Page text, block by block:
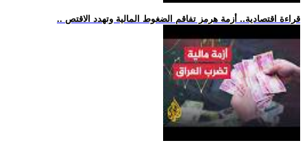
.. قراءة اقتصادية.. أزمة هرمز تفاقم الضغوط المالية وتهدد الاقتص